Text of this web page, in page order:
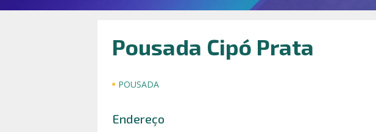
Pousada Cipó Prata
POUSADA
Endereço